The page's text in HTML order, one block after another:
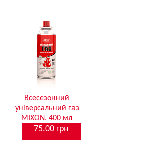
Всесезонний
універсальний газ
MIXON. 400 мл
75.00 грн